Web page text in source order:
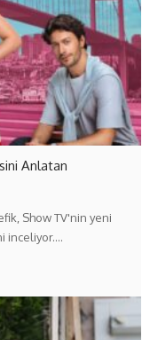
Anlatan
Show TV'nin yeni
inceliyor.…